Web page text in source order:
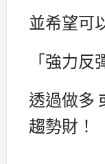
並希望可
「強力反
透過做多
趨勢財！